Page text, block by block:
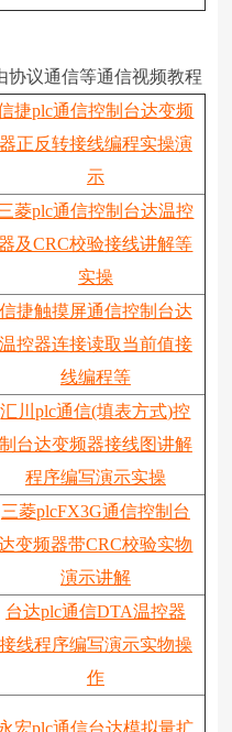
协议通信等通信视频教程
捷plc通信控制台达变频
器正反转接线编程实操演
示
菱plc通信控制台达温控
及CRC校验接线讲解等
实操
信捷触摸屏通信控制台达
温控器连接读取当前值接
线编程等
汇川plc通信(填表方式)控
制台达变频器接线图讲解
程序编写演示实操
三菱plcFX3G通信控制台
变频器带CRC校验实物
演示讲解
台达plc通信DTA温控器
接线程序编写演示实物操
作
宏plc通信台达模拟量扩